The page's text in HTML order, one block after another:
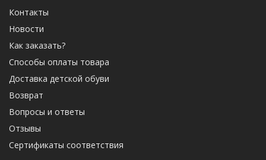
Контакты
Новости
Как заказать?
Способы оплаты товара
Доставка детской обуви
Возврат
Вопросы и ответы
Отзывы
Cертификаты соответствия